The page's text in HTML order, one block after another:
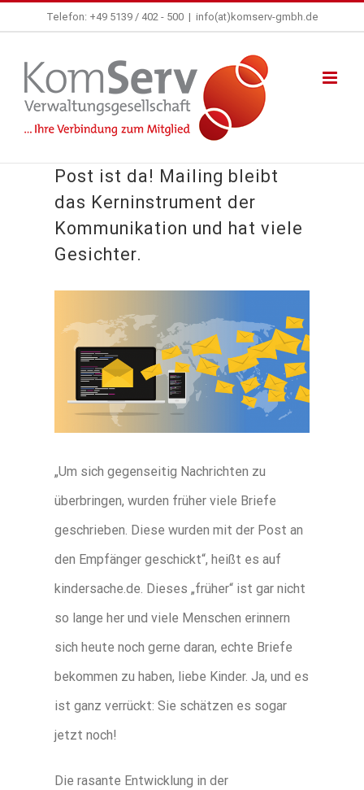
springen
Telefon: +49 5139 / 402 - 500 | info(at)komserv-gmbh.de
Post ist da! Mailing bleibt
das Kerninstrument der
Kommunikation und hat viele
Gesichter.
grösseres
„Um sich gegenseitig Nachrichten zu
überbringen, wurden früher viele Briefe
geschrieben. Diese wurden mit der Post an
den Empfänger geschickt“, heißt es auf
kindersache.de. Dieses „früher“ ist gar nicht
so lange her und viele Menschen erinnern
sich heute noch gerne daran, echte Briefe
bekommen zu haben, liebe Kinder. Ja, und es
ist ganz verrückt: Sie schätzen es sogar
jetzt noch!
Die rasante Entwicklung in der